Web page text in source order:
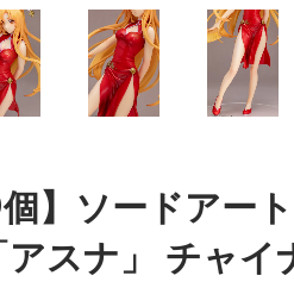
】ソードアー
スナ」 チャイ